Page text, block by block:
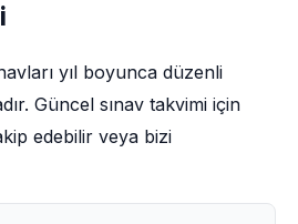
yıl boyunca düzenli
Güncel sınav takvimi için
edebilir veya bizi